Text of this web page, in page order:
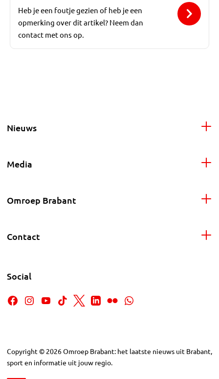
Heb je een foutje gezien of heb je een
opmerking over dit artikel? Neem dan
contact met ons op.
Nieuws
Media
Omroep Brabant
Contact
Social
Copyright © 2026Omroep Brabant: het laatste nieuws uit Brabant,
sport en informatie uit jouw regio.